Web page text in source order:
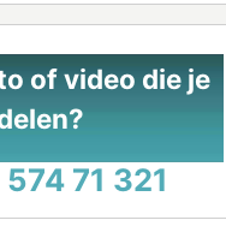
of video die je
71 321